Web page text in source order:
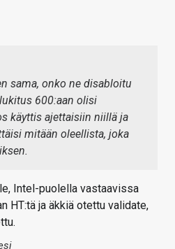
sama, onko ne disabloitu
600:aan olisi
käyttis ajettaisiin niillä ja
mitään oleellista, joka
Intel-puolella vastaavissa
HT:tä ja äkkiä otettu validate,